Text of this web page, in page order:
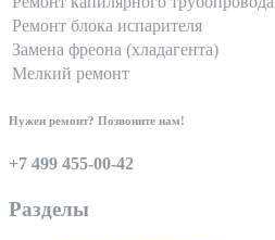
Ремонт блока испарителя
Замена фреона (хладагента)
Мелкий ремонт
Нужен ремонт? Позвоните нам!
+7 499 455-00-42
Разделы